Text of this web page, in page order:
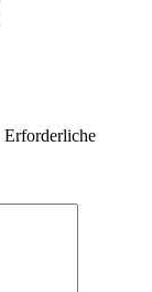
Erforderliche